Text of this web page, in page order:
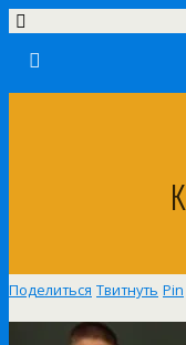
Поделиться Твитнуть Pin